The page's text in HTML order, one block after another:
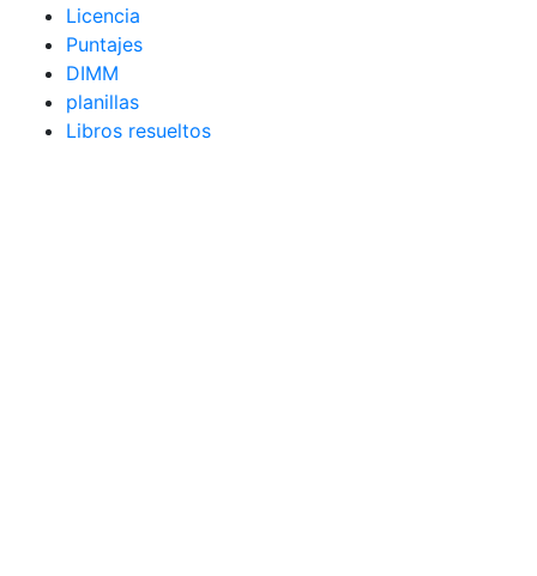
Licencia
Puntajes
DIMM
planillas
Libros resueltos